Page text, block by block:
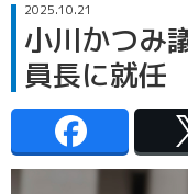
2025.10.21
小川かつみ
員長に就任